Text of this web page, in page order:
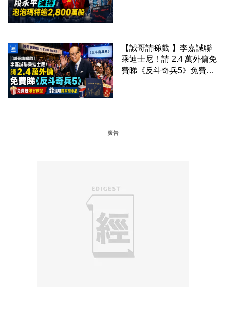
【誠哥請睇戲 】李嘉誠聯
乘迪士尼！請 2.4 萬外傭免
費睇《反斗奇兵5》免費包
廣告